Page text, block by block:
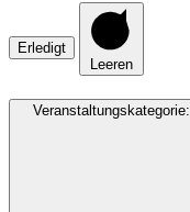
Erledigt
Leeren
Veranstaltungskategorie: